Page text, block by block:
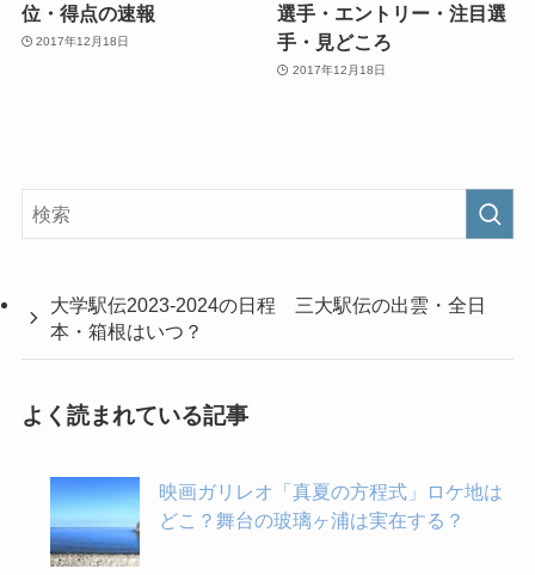
位・得点の速報
2017年12月18日
選手・エントリー・注目選
手・見どころ
2017年12月18日
大学駅伝2023-2024の日程 三大駅伝の出雲・全日
本・箱根はいつ？
よく読まれている記事
映画ガリレオ「真夏の方程式」ロケ地は
どこ？舞台の玻璃ヶ浦は実在する？